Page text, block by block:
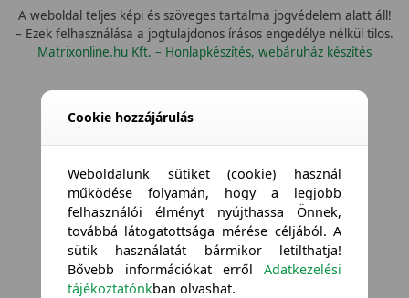
A weboldal teljes képi és szöveges tartalma jogvédelem alatt áll!
– Ezek felhasználása a jogtulajdonos írásos engedélye nélkül tilos.
Matrixonline.hu Kft. – Honlapkészítés, webáruház készítés
Cookie hozzájárulás
Weboldalunk sütiket (cookie) használ
működése folyamán, hogy a legjobb
felhasználói élményt nyújthassa Önnek,
továbbá látogatottsága mérése céljából. A
sütik használatát bármikor letilthatja!
Bővebb információkat errőlAdatkezelési
tájékoztatónkban olvashat.